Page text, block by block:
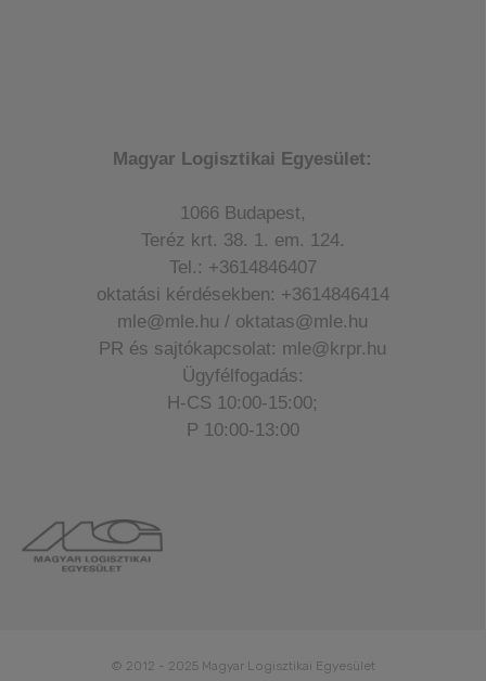
Magyar Logisztikai Egyesület:
1066 Budapest,
Teréz krt. 38. 1. em. 124.
Tel.: +3614846407
oktatási kérdésekben: +3614846414
mle@mle.hu / oktatas@mle.hu
PR és sajtókapcsolat: mle@krpr.hu
Ügyfélfogadás:
H-CS 10:00-15:00;
P 10:00-13:00
© 2012 - 2025 Magyar Logisztikai Egyesület